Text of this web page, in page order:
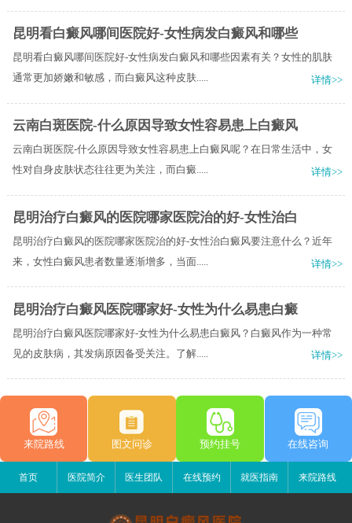
昆明看白癜风哪间医院好-女性病发白癜风和哪些
昆明看白癜风哪间医院好-女性病发白癜风和哪些因素有关？女性的肌肤
通常更加娇嫩和敏感，而白癜风这种皮肤.....
详情>>
云南白斑医院-什么原因导致女性容易患上白癜风
云南白斑医院-什么原因导致女性容易患上白癜风呢？在日常生活中，女
性对自身皮肤状态往往更为关注，而白癜.....
详情>>
昆明治疗白癜风的医院哪家医院治的好-女性治白
昆明治疗白癜风的医院哪家医院治的好-女性治白癜风要注意什么？近年
来，女性白癜风患者数量逐渐增多，当面.....
详情>>
昆明治疗白癜风医院哪家好-女性为什么易患白癜
昆明治疗白癜风医院哪家好-女性为什么易患白癜风？白癜风作为一种常
见的皮肤病，其发病原因备受关注。了解.....
详情>>
来院路线 图文问诊 预约挂号 在线咨询
首页 医院简介 医生团队 在线预约 就医指南 来院路线